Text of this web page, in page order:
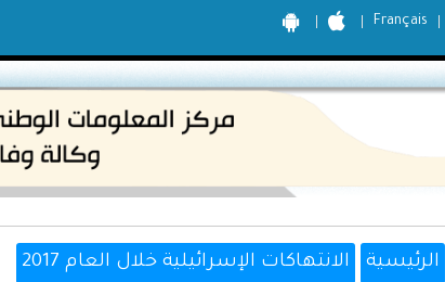
Français
الرئيسية الانتهاكات الإسرائيلية خلال العام 2017